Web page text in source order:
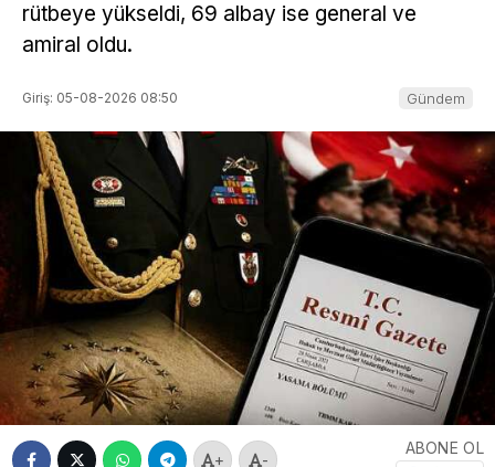
rütbeye yükseldi, 69 albay ise general ve
amiral oldu.
Giriş: 05-08-2026 08:50 Gündem
+ -
ABONE OL